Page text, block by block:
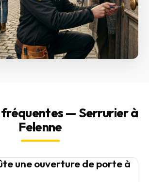
— Serrurier à
Felenne
une ouverture de porte à